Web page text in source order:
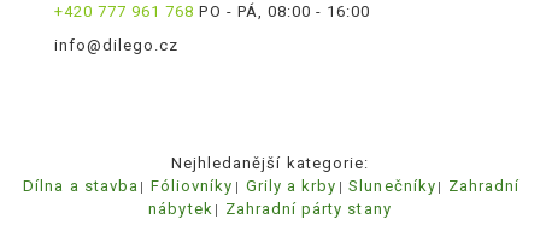
+420 777 961 768 PO - PÁ, 08:00 - 16:00
info@dilego.cz
Nejhledanější kategorie:
Dílna a stavba
Fóliovníky Grily a krby Slunečníky
Zahradní
nábytek
Zahradní párty stany